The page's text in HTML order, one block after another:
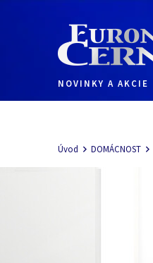
NOVINKY A AKCIE
Navigácia
Úvod DOMÁCNOST